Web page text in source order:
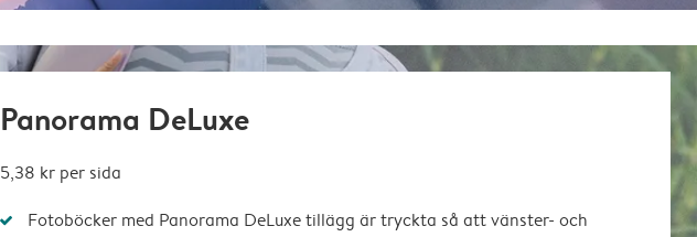
Panorama DeLuxe
5,38 kr per sida
Fotoböcker med Panorama DeLuxe tillägg är tryckta så att vänster- och